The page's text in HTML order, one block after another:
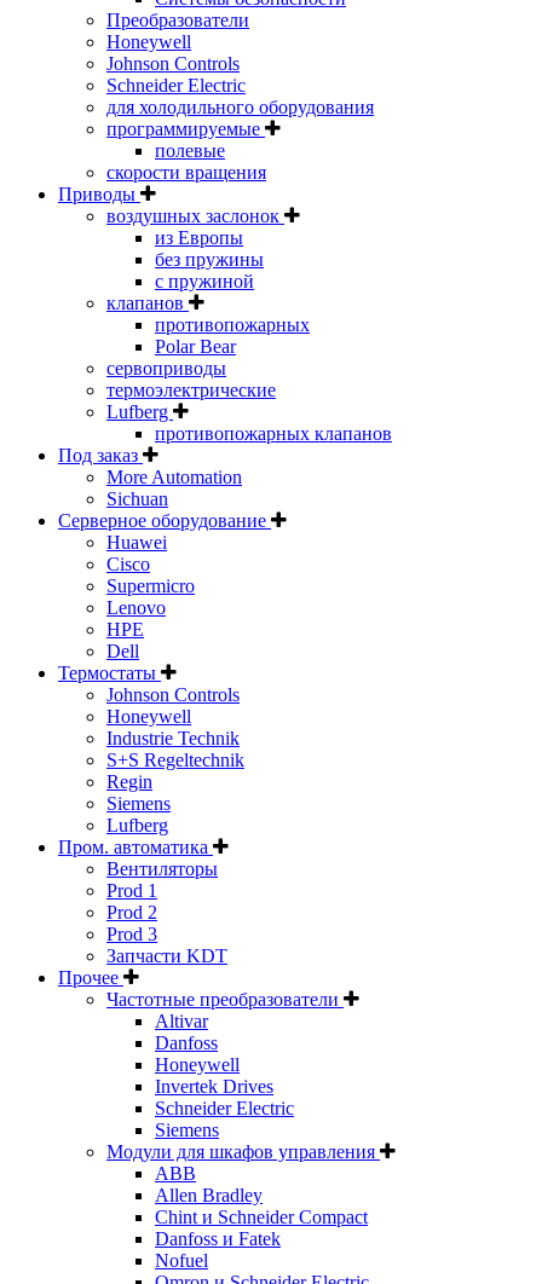
Преобразователи
Honeywell
Johnson Controls
Schneider Electric
для холодильного оборудования
программируемые
полевые
скорости вращения
Приводы
воздушных заслонок
из Европы
без пружины
с пружиной
клапанов
противопожарных
Polar Bear
сервоприводы
термоэлектрические
Lufberg
противопожарных клапанов
Под заказ
More Automation
Sichuan
Серверное оборудование
Huawei
Cisco
Supermicro
Lenovo
HPE
Dell
Термостаты
Johnson Controls
Honeywell
Industrie Technik
S+S Regeltechnik
Regin
Siemens
Lufberg
Пром. автоматика
Вентиляторы
Prod 1
Prod 2
Prod 3
Запчасти KDT
Прочее
Частотные преобразователи
Altivar
Danfoss
Honeywell
Invertek Drives
Schneider Electric
Siemens
Модули для шкафов управления
ABB
Allen Bradley
Chint и Schneider Compact
Danfoss и Fatek
Nofuel